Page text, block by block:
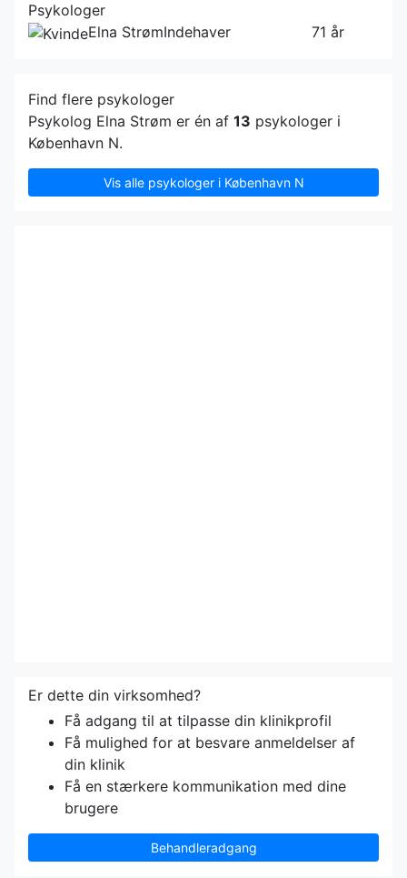
Psykologer
Elna StrømIndehaver 71 år
Find flere psykologer
Psykolog Elna Strøm er én af 13 psykologer i
København N.
Vis alle psykologer i København N
Er dette din virksomhed?
Få adgang til at tilpasse din klinikprofil
Få mulighed for at besvare anmeldelser af
din klinik
Få en stærkere kommunikation med dine
brugere
Behandleradgang